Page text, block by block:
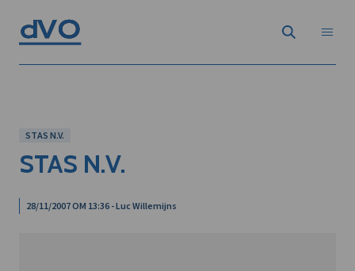
STAS N.V.
STAS N.V.
28/11/2007 OM 13:36 - Luc Willemijns